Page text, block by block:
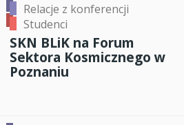
Relacje z konferencji
Studenci
SKN BLiK na Forum
Sektora Kosmicznego w
Poznaniu